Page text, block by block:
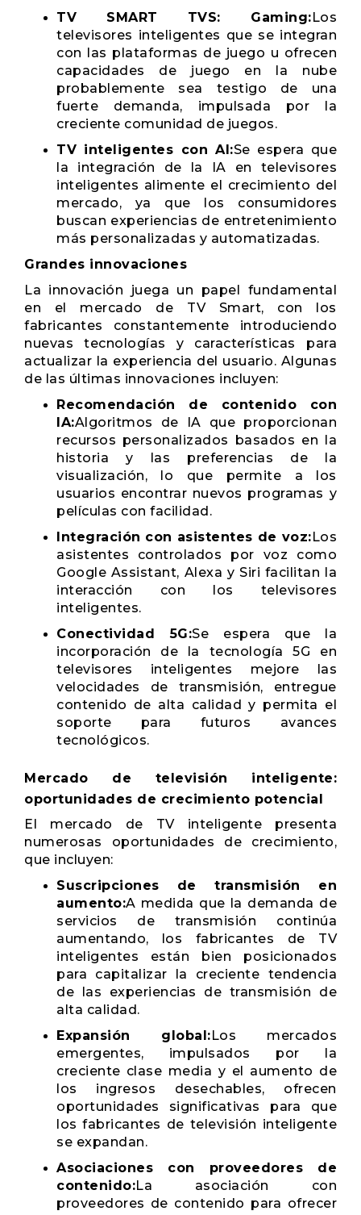
TV SMART TVS: Gaming:Los
televisores inteligentes que se integran
con las plataformas de juego u ofrecen
capacidades de juego en la nube
probablemente sea testigo de una
fuerte demanda, impulsada por la
creciente comunidad de juegos.
TV inteligentes con AI:Se espera que
la integración de la IA en televisores
inteligentes alimente el crecimiento del
mercado, ya que los consumidores
buscan experiencias de entretenimiento
más personalizadas y automatizadas.
Grandes innovaciones
La innovación juega un papel fundamental
en el mercado de TV Smart, con los
fabricantes constantemente introduciendo
nuevas tecnologías y características para
actualizar la experiencia del usuario. Algunas
de las últimas innovaciones incluyen:
Recomendación de contenido con
IA:Algoritmos de IA que proporcionan
recursos personalizados basados ​​en la
historia y las preferencias de la
visualización, lo que permite a los
usuarios encontrar nuevos programas y
películas con facilidad.
Integración con asistentes de voz:Los
asistentes controlados por voz como
Google Assistant, Alexa y Siri facilitan la
interacción con los televisores
inteligentes.
Conectividad 5G:Se espera que la
incorporación de la tecnología 5G en
televisores inteligentes mejore las
velocidades de transmisión, entregue
contenido de alta calidad y permita el
soporte para futuros avances
tecnológicos.
Mercado de televisión inteligente:
oportunidades de crecimiento potencial
El mercado de TV inteligente presenta
numerosas oportunidades de crecimiento,
que incluyen:
Suscripciones de transmisión en
aumento:A medida que la demanda de
servicios de transmisión continúa
aumentando, los fabricantes de TV
inteligentes están bien posicionados
para capitalizar la creciente tendencia
de las experiencias de transmisión de
alta calidad.
Expansión global:Los mercados
emergentes, impulsados ​​por la
creciente clase media y el aumento de
los ingresos desechables, ofrecen
oportunidades significativas para que
los fabricantes de televisión inteligente
se expandan.
Asociaciones con proveedores de
contenido:La asociación con
proveedores de contenido para ofrecer